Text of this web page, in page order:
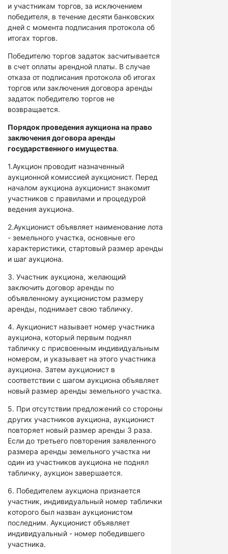
и участникам торгов, за исключением
победителя, в течение десяти банковских
дней с момента подписания протокола об
итогах торгов.
Победителю торгов задаток засчитывается
в счет оплаты арендной платы. В случае
отказа от подписания протокола об итогах
торгов или заключения договора аренды
задаток победителю торгов не
возвращается.
Порядок проведения аукциона на право
заключения договора аренды
государственного имущества.
1.Аукцион проводит назначенный
аукционной комиссией аукционист. Перед
началом аукциона аукционист знакомит
участников с правилами и процедурой
ведения аукциона.
2.Аукционист объявляет наименование лота
- земельного участка, основные его
характеристики, стартовый размер аренды
и шаг аукциона.
3. Участник аукциона, желающий
заключить договор аренды по
объявленному аукционистом размеру
аренды, поднимает свою табличку.
4. Аукционист называет номер участника
аукциона, который первым поднял
табличку с присвоенным индивидуальным
номером, и указывает на этого участника
аукциона. Затем аукционист в
соответствии с шагом аукциона объявляет
новый размер аренды земельного участка.
5. При отсутствии предложений со стороны
других участников аукциона, аукционист
повторяет новый размер аренды 3 раза.
Если до третьего повторения заявленного
размера аренды земельного участка ни
один из участников аукциона не поднял
табличку, аукцион завершается.
6. Победителем аукциона признается
участник, индивидуальный номер таблички
которого был назван аукционистом
последним. Аукционист объявляет
индивидуальный - номер победившего
участника.